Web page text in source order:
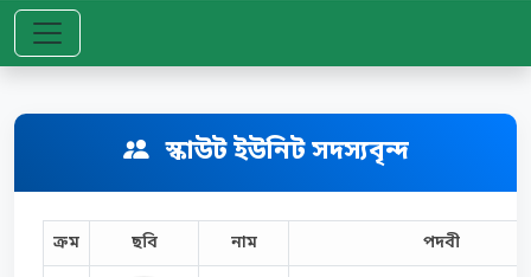
স্কাউট ইউনিট সদস্যবৃন্দ
ক্রম ছবি নাম পদবী